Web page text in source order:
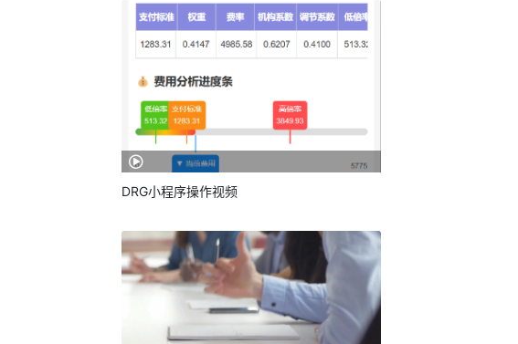
DRG小程序操作视频